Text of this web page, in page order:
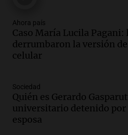
Audio.
El "Mono" de
adelantó su show
Viva la Radio Rosario
Episodios
en suspenso a hombre
de recaudación en San
Panorama Federal
Episodios
Ahora país
Caso María Lucila Pagani:
derrumbaron la versión
celular
Sociedad
Quién es Gerardo
universitario detenido por
esposa